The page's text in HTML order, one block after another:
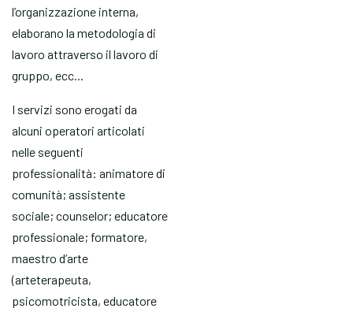
l’organizzazione interna,
elaborano la metodologia di
lavoro attraverso il lavoro di
gruppo, ecc...
I servizi sono erogati da
alcuni operatori articolati
nelle seguenti
professionalità: animatore di
comunità; assistente
sociale; counselor; educatore
professionale; formatore,
maestro d’arte
(arteterapeuta,
psicomotricista, educatore